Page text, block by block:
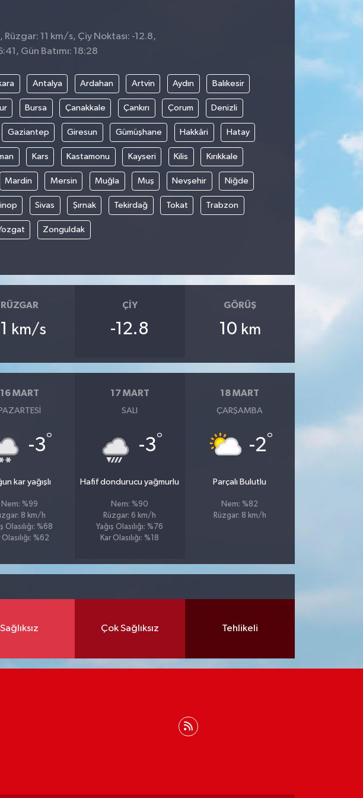
Rüzgar: 11 km/s, Çiy Noktası: -12.8,
Gün Batımı: 18:28
Antalya Ardahan Artvin Aydın Balıkesir
Bursa Çanakkale Çankırı Çorum Denizli
Gaziantep Giresun Gümüşhane Hakkâri Hatay
Kars Kastamonu Kayseri Kilis Kırıkkale
Mardin Mersin Muğla Muş Nevşehir Niğde
Sivas Şırnak Tekirdağ Tokat Trabzon
Zonguldak
RÜZGAR
km/s
ÇIY
-12.8
GÖRÜŞ
10 km
16 MART
PAZARTESI
-3°
kar yağışlı
Nem: %99
8 km/h
Olasılığı: %68
Olasılığı: %62
17 MART
SALI
-3°
Hafif dondurucu yağmurlu
Nem: %90
Rüzgar: 6 km/h
Yağış Olasılığı: %76
Kar Olasılığı: %18
18 MART
ÇARŞAMBA
-2°
Parçalı Bulutlu
Nem: %82
Rüzgar: 8 km/h
Sağlıksız Çok Sağlıksız Tehlikeli